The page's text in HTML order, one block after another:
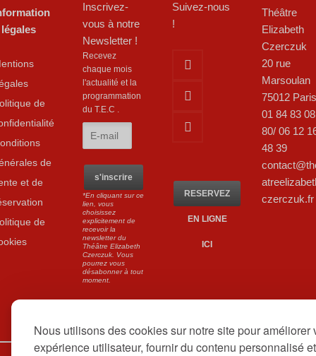
Nous utilisons des cookies sur notre site pour améliorer
expérience utilisateur, fournir du contenu personnalisé et
de
de
et de
de
Inscrivez-
vous à notre
Newsletter !
Recevez
chaque mois
l'actualité et la
programmation
du T.E.C .
*En cliquant sur ce
lien, vous
choisissez
explicitement de
recevoir la
newsletter du
Théâtre Elizabeth
Czerczuk. Vous
pourrez vous
désabonner à tout
moment.
Suivez-nous
!
RESERVEZ
EN LIGNE
ICI
Théâtre
Elizabeth
Czerczuk
20 rue
Marsoulan
75012 Paris
01 84 83 08
80/ 06 12
48 39
czerczuk.fr